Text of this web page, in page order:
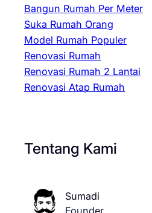
Bangun Rumah Per Meter
Suka Rumah Orang
Model Rumah Populer
Renovasi Rumah
Renovasi Rumah 2 Lantai
Renovasi Atap Rumah
Tentang Kami
Sumadi